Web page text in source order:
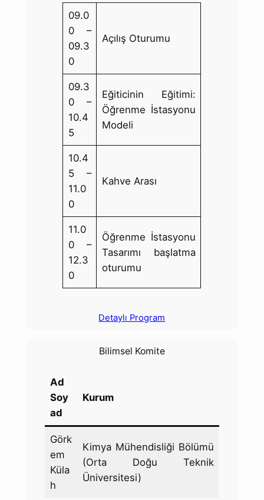
09.0
0 –
09.3
0
Açılış Oturumu
09.3
0 –
10.4
5
Eğiticinin Eğitimi:
Öğrenme İstasyonu
Modeli
10.4
5 –
11.0
0
Kahve Arası
11.0
0 –
12.3
0
Öğrenme İstasyonu
Tasarımı başlatma
oturumu
Detaylı Program
Bilimsel Komite
Ad
Soy
ad
Kurum
Görk
em
Küla
h
Kimya Mühendisliği Bölümü
(Orta Doğu Teknik
Üniversitesi)